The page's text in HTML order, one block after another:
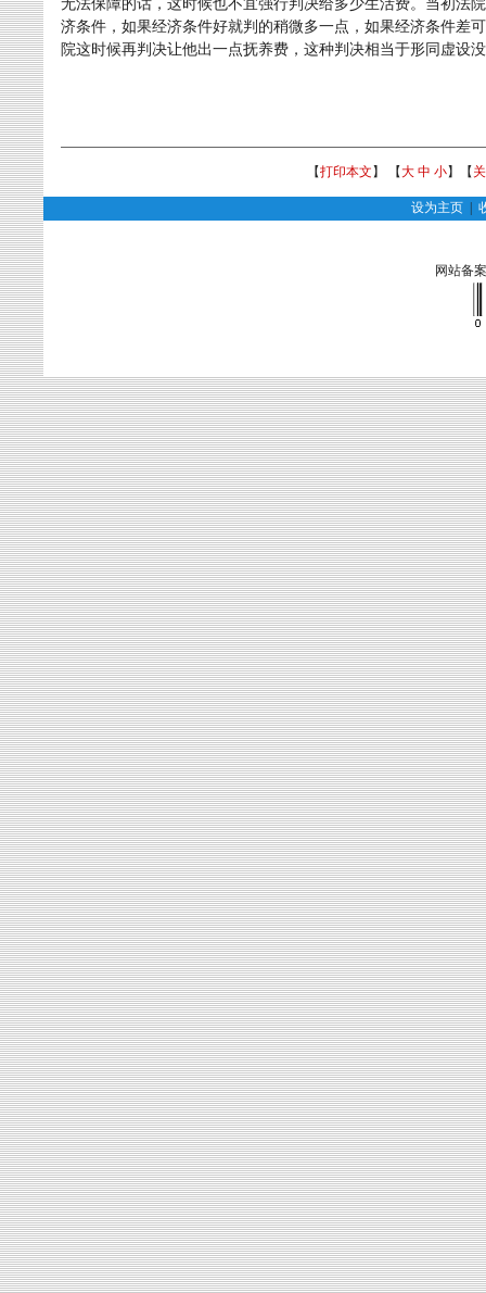
无法保障的话，这时候也不宜强行判决给多少生活费。当初法
济条件，如果经济条件好就判的稍微多一点，如果经济条件差
院这时候再判决让他出一点抚养费，这种判决相当于形同虚设
【打印本文 】 【大 中 小】【
设为主页
网站备